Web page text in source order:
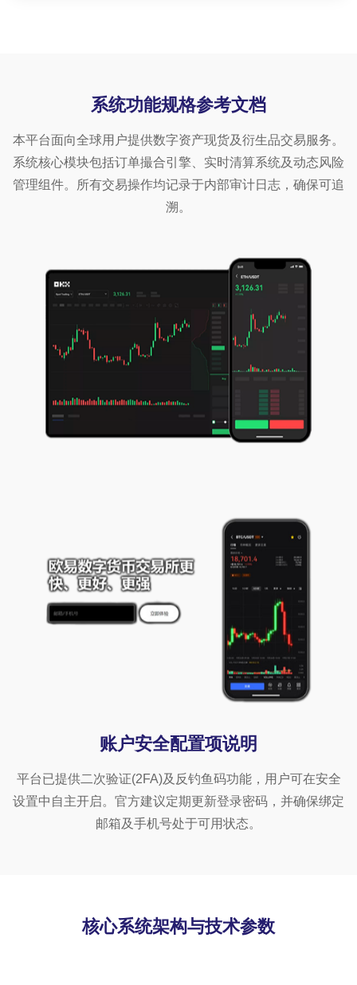
系统功能规格参考文档
本平台面向全球用户提供数字资产现货及衍生品交易服务。
系统核心模块包括订单撮合引擎、实时清算系统及动态风险
管理组件。所有交易操作均记录于内部审计日志，确保可追
溯。
账户安全配置项说明
平台已提供二次验证(2FA)及反钓鱼码功能，用户可在安全
设置中自主开启。官方建议定期更新登录密码，并确保绑定
邮箱及手机号处于可用状态。
核心系统架构与技术参数